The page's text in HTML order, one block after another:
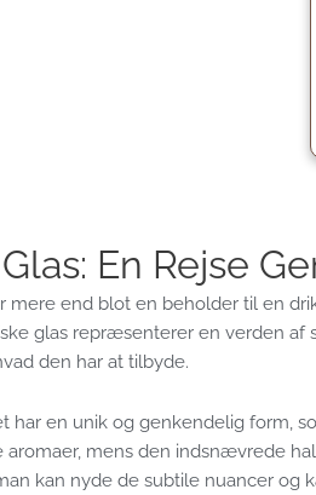
En Rejse
mere end blot en beholder til en
glas repræsenterer en verden
den har at tilbyde.
har en unik og genkendelig form,
aromaer, mens den indsnævrede
kan nyde de subtile nuancer og